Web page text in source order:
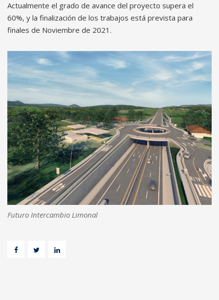
Actualmente el grado de avance del proyecto supera el
60%, y la finalización de los trabajos está prevista para
finales de Noviembre de 2021.
Futuro Intercambio Limonal